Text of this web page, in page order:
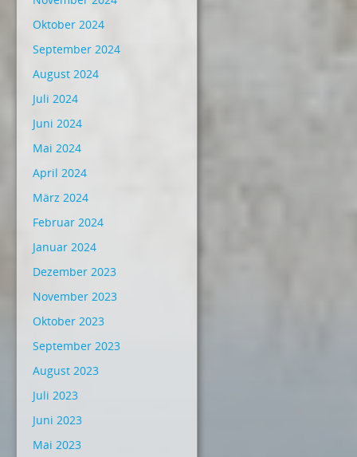
Oktober 2024
September 2024
August 2024
Juli 2024
Juni 2024
Mai 2024
April 2024
März 2024
Februar 2024
Januar 2024
Dezember 2023
November 2023
Oktober 2023
September 2023
August 2023
Juli 2023
Juni 2023
Mai 2023